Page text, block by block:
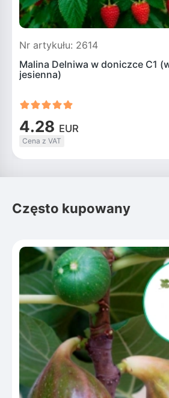
Nr artykułu: 2614
Malina Delniwa w doniczce C1
jesienna)
4.28 EUR
Cena z VAT
Często kupowany